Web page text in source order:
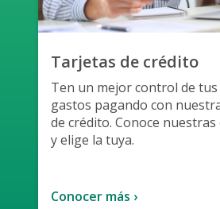
Tarjetas de crédito
Ten un mejor control de tus
gastos pagando con
de crédito. Conoce nuestras
yelige la tuya.
Conocer más ›